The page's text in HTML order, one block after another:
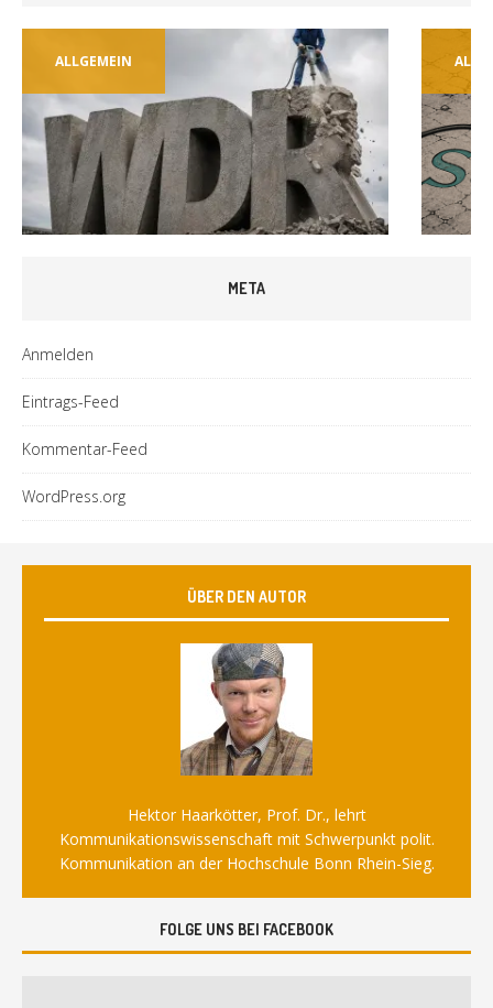
ALLGEMEIN
META
Anmelden
Eintrags-Feed
Kommentar-Feed
WordPress.org
ÜBER DEN AUTOR
Hektor Haarkötter, Prof. Dr., lehrt
Kommunikationswissenschaft mit Schwerpunkt polit.
Kommunikation an der Hochschule Bonn Rhein-Sieg.
FOLGE UNS BEI FACEBOOK